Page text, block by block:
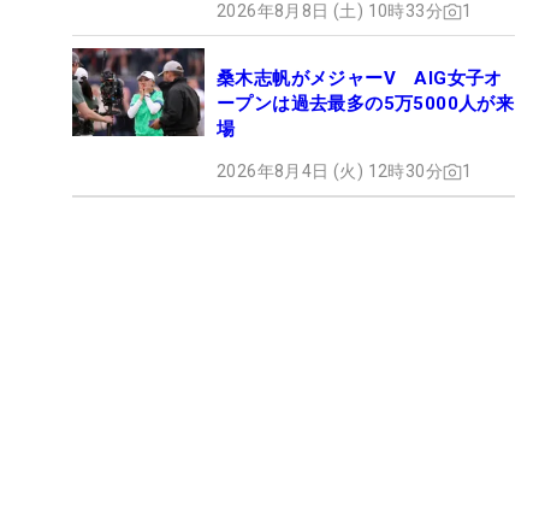
2026年8月8日 (土) 10時33分 1
桑木志帆がメジャーV AIG女子オ
ープンは過去最多の5万5000人が来
場
2026年8月4日 (火) 12時30分 1